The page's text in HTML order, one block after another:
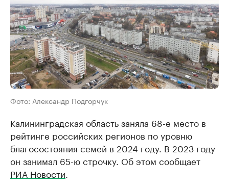
Фото: Александр Подгорчук
Калининградская область заняла 68-е место в
рейтинге российских регионов по уровню
благосостояния семей в 2024 году. В 2023 году
он занимал 65-ю строчку. Об этом сообщает
РИА Новости